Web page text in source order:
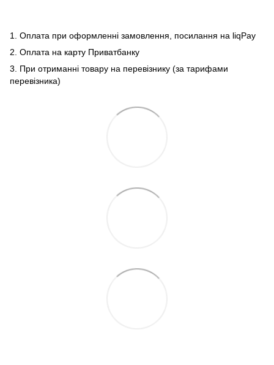
1. Оплата при оформленні замовлення, посилання на liqPay
2. Оплата на карту Приватбанку
3. При отриманні товару на перевізнику (за тарифами
перевізника)